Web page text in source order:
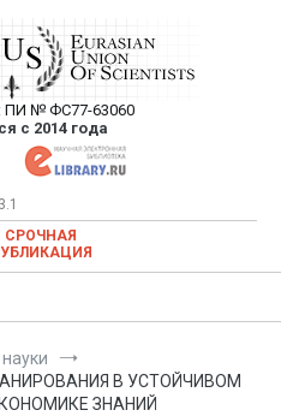
Союз Ученых —
статей в
журнале
ПИ № ФС77-63060
с 2014 года
публикация научных статей в
журнале
СРОЧНАЯ
В УСТОЙЧИВОМ
ЗНАНИЙ